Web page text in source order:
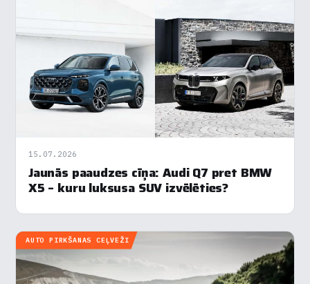
15.07.2026
Jaunās paaudzes cīņa: Audi Q7 pret BMW
X5 – kuru luksusa SUV izvēlēties?
AUTO PIRKŠANAS CEĻVEŽI
Piekrišanas preferences ×
Mēs izmantojam sīkdatnes, lai palīdzētu jums efektīvi
pārvietoties un veikt noteiktas funkcijas. Zemāk katras
piekrišanas kategorijā atradīsiet detalizētu informāciju par
▶ Nepieciešamās Vienmēr aktīvs
▶ Analītika